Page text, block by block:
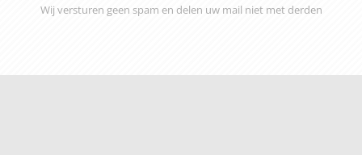
Wij versturen geen spam en delen uw mail niet met derden